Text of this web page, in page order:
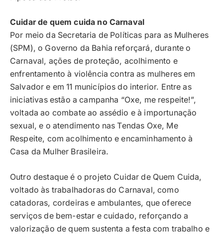
Cuidar de quem cuida no Carnaval
Por meio da Secretaria de Políticas para as Mulheres
(SPM), o Governo da Bahia reforçará, durante o
Carnaval, ações de proteção, acolhimento e
enfrentamento à violência contra as mulheres em
Salvador e em 11 municípios do interior. Entre as
iniciativas estão a campanha “Oxe, me respeite!”,
voltada ao combate ao assédio e à importunação
sexual, e o atendimento nas Tendas Oxe, Me
Respeite, com acolhimento e encaminhamento à
Casa da Mulher Brasileira.
Outro destaque é o projeto Cuidar de Quem Cuida,
voltado às trabalhadoras do Carnaval, como
catadoras, cordeiras e ambulantes, que oferece
serviços de bem-estar e cuidado, reforçando a
valorização de quem sustenta a festa com trabalho e